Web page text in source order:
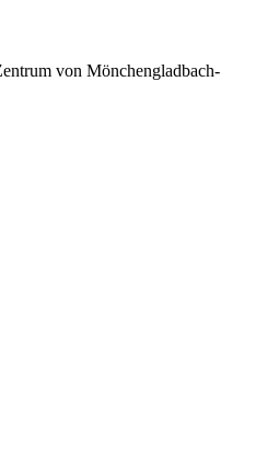
von Mönchengladbach-